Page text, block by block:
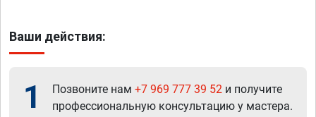
Ваши действия:
1 Позвоните нам +7 969 777 39 52 и получите
профессиональную консультацию у мастера.